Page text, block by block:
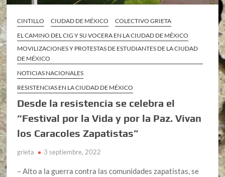
CINTILLO CIUDAD DE MÉXICO
COLECTIVO GRIETA
EL CAMINO DEL CIG Y SU VOCERA EN LA CIUDAD DE MÉXICO
MOVILIZACIONES Y PROTESTAS DE ESTUDIANTES DE LA CIUDAD
DE MÉXICO
NOTICIAS NACIONALES
RESISTENCIAS EN LA CIUDAD DE MÉXICO
Desde la resistencia se celebra el
“Festival por la Vida y por la Paz. Vivan
los Caracoles Zapatistas”
grieta 3 septiembre, 2022
– Alto a la guerra contra las comunidades zapatistas, se